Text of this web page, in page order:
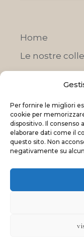
Per fornire le migliori
cookie per
dispositivo. Il consenso
elaborare dati come il
questo sito. Non
negativamente su
Home
Le nostre
OFFERTE
© 2023 La